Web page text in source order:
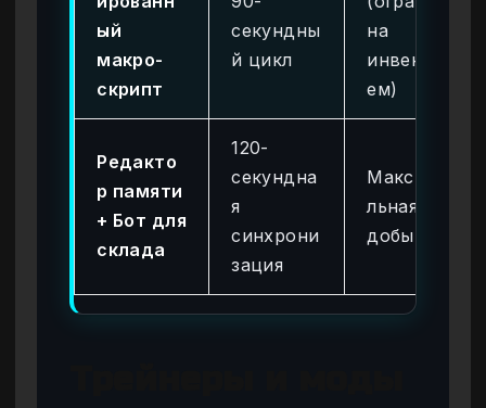
ый
макро-
скрипт
секундны
й цикл
на
инвентар
ем)
Редакто
р памяти
+ Бот для
склада
120-
секундна
я
синхрони
зация
Максима
льная
добыча